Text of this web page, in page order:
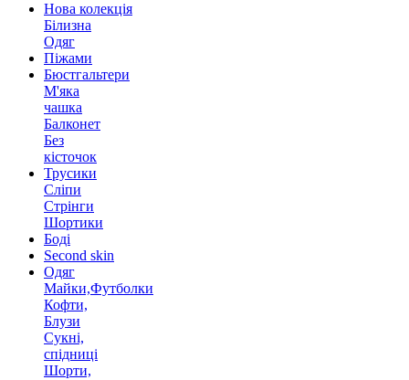
Нова колекція
Білизна
Одяг
Піжами
Бюстгальтери
М'яка
чашка
Балконет
Без
кісточок
Трусики
Сліпи
Стрінги
Шортики
Боді
Second skin
Одяг
Майки,Футболки
Кофти,
Блузи
Сукні,
спідниці
Шорти,